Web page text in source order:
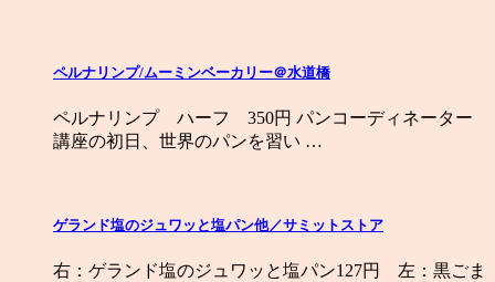
ペルナリンプ/ムーミンベーカリー＠水道橋
ペルナリンプ ハーフ 350円 パンコーディネーター
講座の初日、世界のパンを習い …
ゲランド塩のジュワッと塩パン他／サミットストア
右：ゲランド塩のジュワッと塩パン127円 左：黒ごま